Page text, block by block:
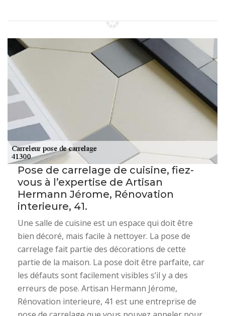
Pose de carrelage de cuisine, fiez-
vous à l’expertise de Artisan
Hermann Jérome, Rénovation
interieure, 41.
Une salle de cuisine est un espace qui doit être
bien décoré, mais facile à nettoyer. La pose de
carrelage fait partie des décorations de cette
partie de la maison. La pose doit être parfaite, car
les défauts sont facilement visibles s’il y a des
erreurs de pose. Artisan Hermann Jérome,
Rénovation interieure, 41 est une entreprise de